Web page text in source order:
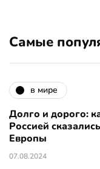
Самые
в мире
Долго и дорого:
Россией
Европы
07.08.2024